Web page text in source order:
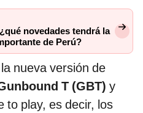
novedades tendrá la
de Perú?
nueva versión de
T (GBT) y
to play, es decir, los